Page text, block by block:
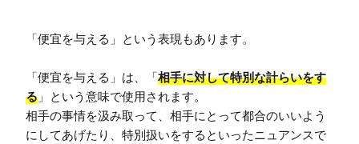
「便宜を与える」という表現もあります。
「便宜を与える」は、「相手に対して特別な計らいをす
る 」という意味で使用されます。
相手の事情を汲み取って、相手にとって都合のいいよう
にしてあげたり、特別扱いをするといったニュアンスで